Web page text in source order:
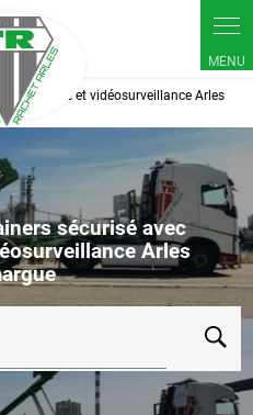
et vidéosurveillance Arles
sécurisé avec
Arles